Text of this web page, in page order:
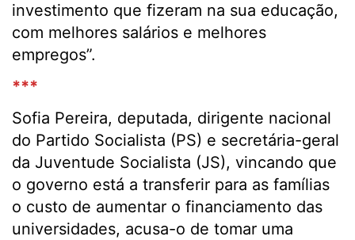
investimento que fizeram na sua educação,
com melhores salários e melhores
empregos”.
***
Sofia Pereira, deputada, dirigente nacional
do Partido Socialista (PS) e secretária-geral
da Juventude Socialista (JS), vincando que
o governo está a transferir para as famílias
o custo de aumentar o financiamento das
universidades, acusa-o de tomar uma